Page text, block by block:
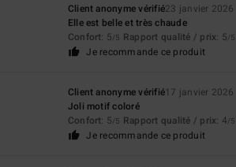
Client anonyme vérifié23 janvier 2026
Elle est belle et très chaude
Confort: 5/5 Rapport qualité / prix: 5/5
Je recommande ce produit
Client anonyme vérifié17 janvier 2026
Joli motif coloré
Confort: 5/5 Rapport qualité / prix: 4/5
Je recommande ce produit